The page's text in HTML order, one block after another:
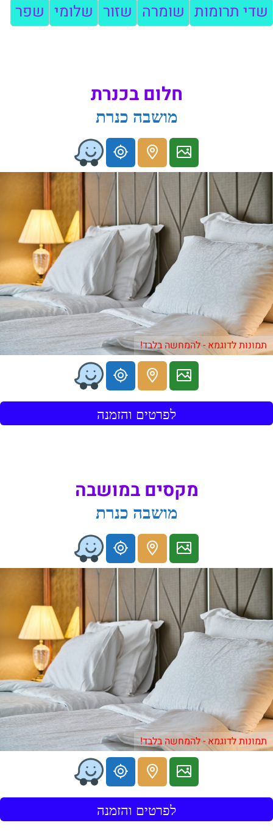
שדי תרומות שומרה שזור שלומי שפר
חלום בכנרת
מושבה כנרת
תמונות לדוגמא - להמחשה בלבד!
לפרטים והזמנה
מקסים במושבה
מושבה כנרת
תמונות לדוגמא - להמחשה בלבד!
לפרטים והזמנה